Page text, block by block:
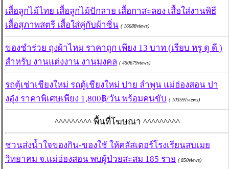
เสื้อลูกไม้ไทย เสื้อลูกไม้ปักลาย เสื้อกาสะลอง เสื้อใส่งานพิธี
เสื้อสุภาพสตรี เสื้อใส่คู่กับผ้าซิ่น ( 16688views)
ของชำร่วย ถุงผ้าไหม ราคาถูก เพียง 13 บาท (เรียบ หรู ดู ดี )
สำหรับ งานแต่งงาน งานมงคล ( 450679views)
รถตู้เช่าเชียงใหม่ รถตู้เชียงใหม่ ปาย ลำพูน แม่ฮ่องสอน ปา
งอุ๋ง ราคาพิเศษเพียง 1,800฿/วัน พร้อมคนขับ ( 103591views)
^^^^^^^^^ พื้นที่โฆษณา ^^^^^^^^^
ชวนส่งน้ำใจของกิน-ของใช้ ให้คลัสเตอร์โรงเรียนสบเมย
วิทยาคม จ.แม่ฮ่องสอน พบผู้ป่วยสะสม 185 ราย ( 850views)